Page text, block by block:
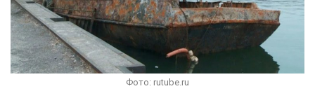
Фото: rutube.ru